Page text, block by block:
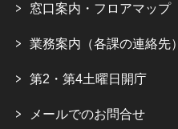
窓口案内・フロアマップ
業務案内（各課の連絡先）
第2・第4土曜日開庁
メールでのお問合せ